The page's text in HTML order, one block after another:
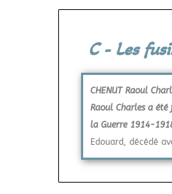
C - Les
CHENUT Raoul
Raoul Charles a
la Guerre 1914-
Edouard, décédé